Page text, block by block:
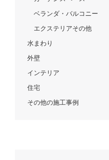
ベランダ・バルコニー
エクステリアその他
水まわり
外壁
インテリア
住宅
その他の施工事例